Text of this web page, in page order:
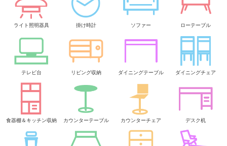
ライト照明器具 掛け時計 ソファー ローテーブル
テレビ台 リビング収納 ダイニングテーブル ダイニングチェア
食器棚＆キッチン収納 カウンターテーブル カウンターチェア デスク机